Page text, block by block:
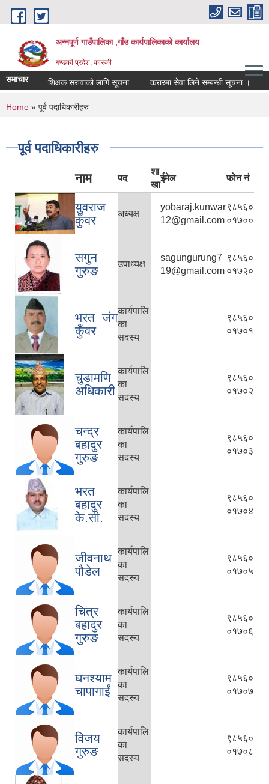
Skip to main content
अन्नपूर्ण गाउँपालिका ,गाँउ कार्यपालिकाको कार्यालय
गण्डकी प्रदेश, कास्की
समाचार शिक्षक सरुवाको लागि सूचना करारमा सेवा लिने सम्बन्धी सूचना ।
You are here
Home » पूर्व पदाधिकारीहरु
पूर्व पदाधिकारीहरु
नाम पद
शा
खा
ईमेल फोन नं
युवराज
कुँवर
अध्यक्ष
yobaraj.kunwar
12@gmail.com
९८५६०
०१७००
सगुन
गुरुङ
उपाध्यक्ष
sagungurung7
19@gmail.com
९८५६०
०१७२०
भरत जंग
कुँवर
कार्यपालि
का
सदस्य
९८५६०
०१७०१
चुडामणि
अधिकारी
कार्यपालि
का
सदस्य
९८५६०
०१७०२
चन्द्र
बहादुर
गुरुङ
कार्यपालि
का
सदस्य
९८५६०
०१७०३
भरत
बहादुर
के.सी.
कार्यपालि
का
सदस्य
९८५६०
०१७०४
जीवनाथ
पौडेल
कार्यपालि
का
सदस्य
९८५६०
०१७०५
चित्र
बहादुर
गुरुङ
कार्यपालि
का
सदस्य
९८५६०
०१७०६
घनश्याम
चापागाईं
कार्यपालि
का
सदस्य
९८५६०
०१७०७
विजय
गुरुङ
कार्यपालि
का
सदस्य
९८५६०
०१७०८